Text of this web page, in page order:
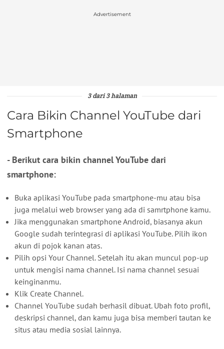
Advertisement
3 dari 3 halaman
Cara Bikin Channel YouTube dari
Smartphone
- Berikut cara bikin channel YouTube dari
smartphone:
Buka aplikasi YouTube pada smartphone-mu atau bisa
juga melalui web browser yang ada di samrtphone kamu.
Jika menggunakan smartphone Android, biasanya akun
Google sudah terintegrasi di aplikasi YouTube. Pilih ikon
akun di pojok kanan atas.
Pilih opsi Your Channel. Setelah itu akan muncul pop-up
untuk mengisi nama channel. Isi nama channel sesuai
keinginanmu.
Klik Create Channel.
Channel YouTube sudah berhasil dibuat. Ubah foto profil,
deskripsi channel, dan kamu juga bisa memberi tautan ke
situs atau media sosial lainnya.